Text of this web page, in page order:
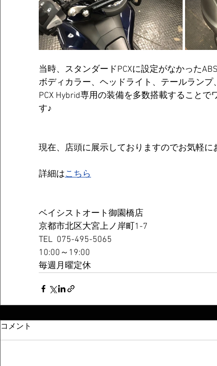
当時、スタンダードPCXに設定がなかった
ボディカラー、ヘッドライト、テールランプ
PCX Hybrid専用の装備を多数搭載すること
す♪
現在、店頭に展示しておりますのでお気軽に
詳細はこちら
ベイシストオート御園橋店
京都市北区大宮上ノ岸町1-7
TEL  075-495-5065
10:00～19:00
毎週月曜定休
コメント